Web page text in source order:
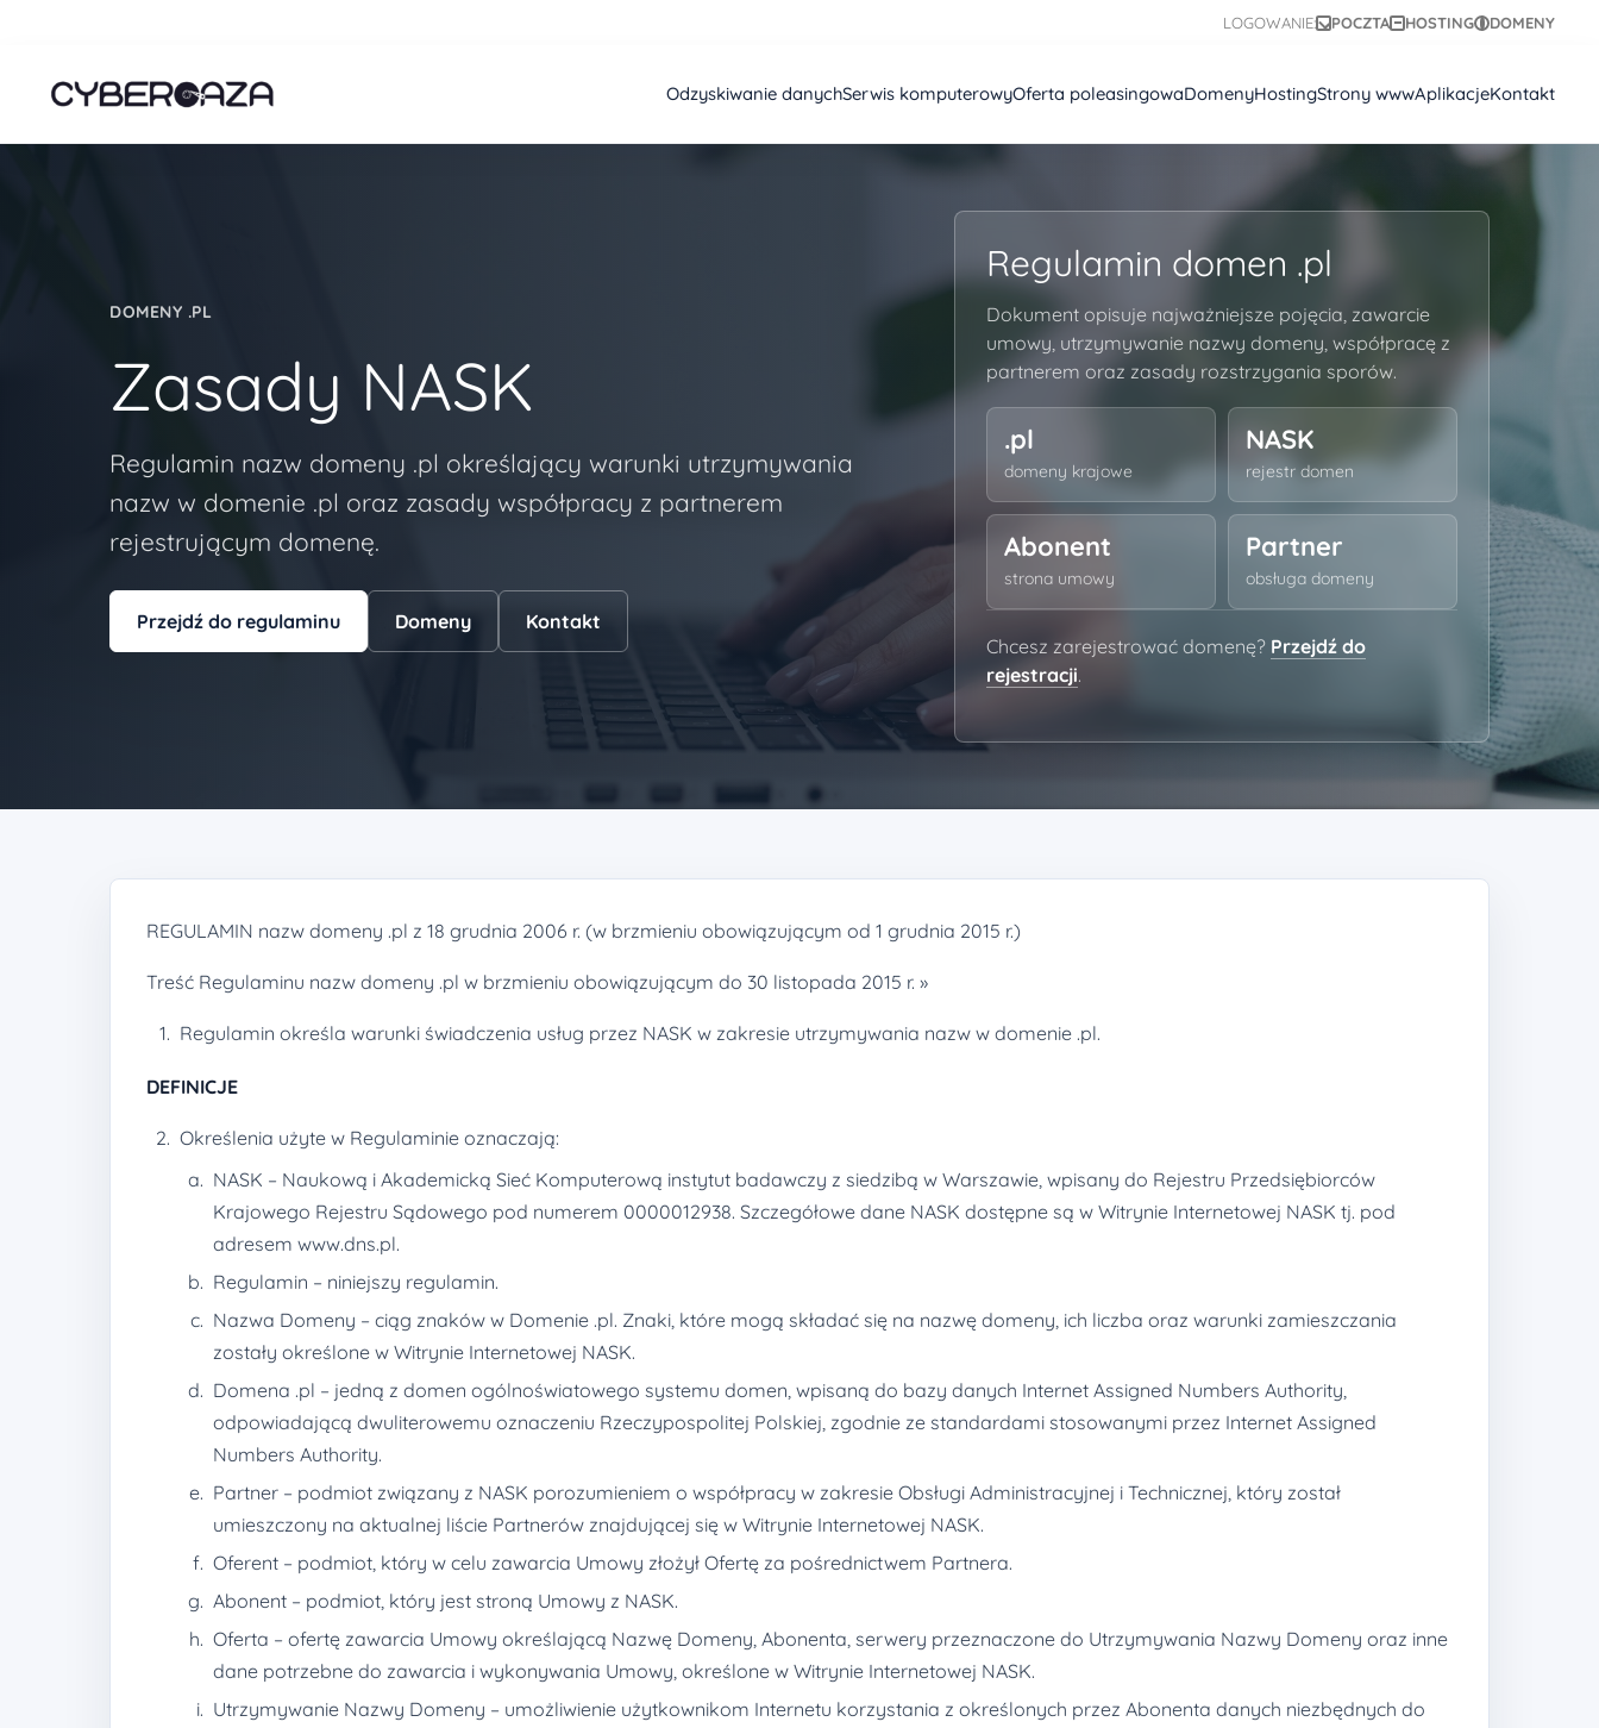
LOGOWANIE: POCZTA HOSTING DOMENY
Odzyskiwanie danychSerwis komputerowyOferta poleasingowaDomenyHostingStrony wwwAplikacjeKontakt
DOMENY .PL
Zasady NASK
Regulamin nazw domeny .pl określający warunki utrzymywania
nazw w domenie .pl oraz zasady współpracy z partnerem
rejestrującym domenę.
Przejdź do regulaminu Domeny Kontakt
Regulamin domen .pl
Dokument opisuje najważniejsze pojęcia, zawarcie
umowy, utrzymywanie nazwy domeny, współpracę z
partnerem oraz zasady rozstrzygania sporów.
.pl
domeny krajowe
NASK
rejestr domen
Abonent
strona umowy
Partner
obsługa domeny
Chcesz zarejestrować domenę? Przejdź do
rejestracji.
REGULAMIN nazw domeny .pl z 18 grudnia 2006 r. (w brzmieniu obowiązującym od 1 grudnia 2015 r.)
Treść Regulaminu nazw domeny .pl w brzmieniu obowiązującym do 30 listopada 2015 r. »
Regulamin określa warunki świadczenia usług przez NASK w zakresie utrzymywania nazw w domenie .pl.
DEFINICJE
Określenia użyte w Regulaminie oznaczają:
NASK – Naukową i Akademicką Sieć Komputerową instytut badawczy z siedzibą w Warszawie, wpisany do Rejestru Przedsiębiorców
Krajowego Rejestru Sądowego pod numerem 0000012938. Szczegółowe dane NASK dostępne są w Witrynie Internetowej NASK tj. pod
adresem www.dns.pl.
Regulamin – niniejszy regulamin.
Nazwa Domeny – ciąg znaków w Domenie .pl. Znaki, które mogą składać się na nazwę domeny, ich liczba oraz warunki zamieszczania
zostały określone w Witrynie Internetowej NASK.
Domena .pl – jedną z domen ogólnoświatowego systemu domen, wpisaną do bazy danych Internet Assigned Numbers Authority,
odpowiadającą dwuliterowemu oznaczeniu Rzeczypospolitej Polskiej, zgodnie ze standardami stosowanymi przez Internet Assigned
Numbers Authority.
Partner – podmiot związany z NASK porozumieniem o współpracy w zakresie Obsługi Administracyjnej i Technicznej, który został
umieszczony na aktualnej liście Partnerów znajdującej się w Witrynie Internetowej NASK.
Oferent – podmiot, który w celu zawarcia Umowy złożył Ofertę za pośrednictwem Partnera.
Abonent – podmiot, który jest stroną Umowy z NASK.
Oferta – ofertę zawarcia Umowy określającą Nazwę Domeny, Abonenta, serwery przeznaczone do Utrzymywania Nazwy Domeny oraz inne
dane potrzebne do zawarcia i wykonywania Umowy, określone w Witrynie Internetowej NASK.
Utrzymywanie Nazwy Domeny – umożliwienie użytkownikom Internetu korzystania z określonych przez Abonenta danych niezbędnych do